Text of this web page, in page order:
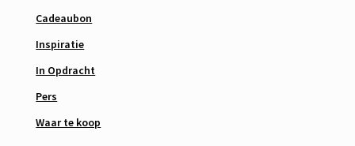
Cadeaubon
Inspiratie
In Opdracht
Pers
Waar te koop